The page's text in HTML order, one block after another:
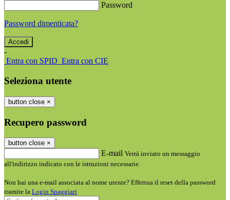
Password
Password dimenticata?
-
Entra con SPID Entra con CIE
Seleziona utente
button close ×
Recupero password
button close ×
E-mail Verrà inviato un messaggio
all'indirizzo indicato con le istruzioni necessarie.
Non hai una e-mail associata al nome utente? Effettua il reset della password
tramite la Login Spaggiari